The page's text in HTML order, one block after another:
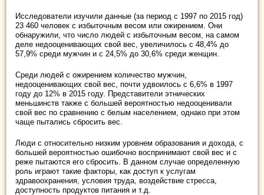
Исследователи изучили данные (за период с 1997 по 2015 год)
23 460 человек с избыточным весом или ожирением. Они
обнаружили, что число людей с избыточным весом, на самом
деле недооценивающих свой вес, увеличилось с 48,4% до
57,9% среди мужчин и с 24,5% до 30,6% среди женщин.
Среди людей с ожирением количество мужчин,
недооценивающих свой вес, почти удвоилось с 6,6% в 1997
году до 12% в 2015 году. Представители этнических
меньшинств также с большей вероятностью недооценивали
свой вес по сравнению с белым населением, однако при этом
чаще пытались сбросить вес.
Люди с относительно низким уровнем образования и дохода, с
большей вероятностью ошибочно воспринимают свой вес и с
реже пытаются его сбросить. В данном случае определенную
роль играют такие факторы, как доступ к услугам
здравоохранения, условия труда, воздействие стресса,
доступность продуктов питания и т.д.